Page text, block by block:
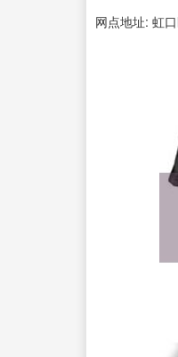
网点地址: 虹